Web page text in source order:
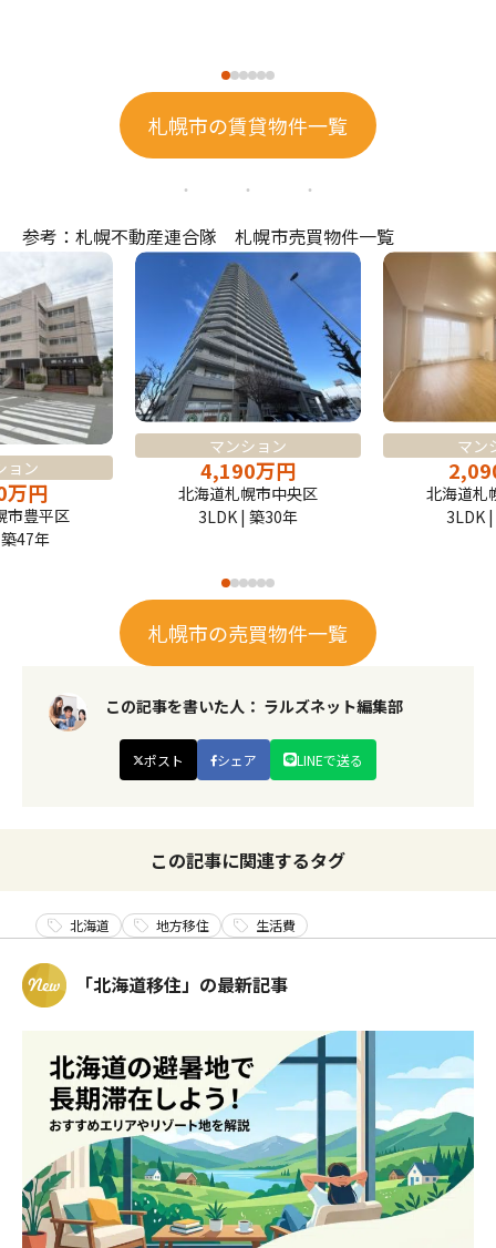
札幌市の賃貸物件一覧
参考：札幌不動産連合隊 札幌市売買物件一覧
ョン
万円
市豊平区
47年
マンション
4,190万円
北海道札幌市中央区
3LDK | 築30年
マン
北海道札
3LDK
札幌市の売買物件一覧
この記事を書いた人： ラルズネット編集部
ポスト シェア LINEで送る
この記事に関連するタグ
北海道 地方移住 生活費
「北海道移住」の最新記事